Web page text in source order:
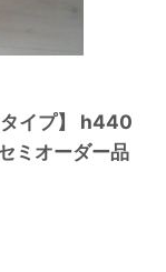
イプ】 h440
ミオーダー品